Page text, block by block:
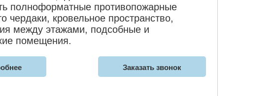
полноформатные противопожарные
чердаки, кровельное пространство,
между этажами, подсобные и
помещения.
Заказать звонок